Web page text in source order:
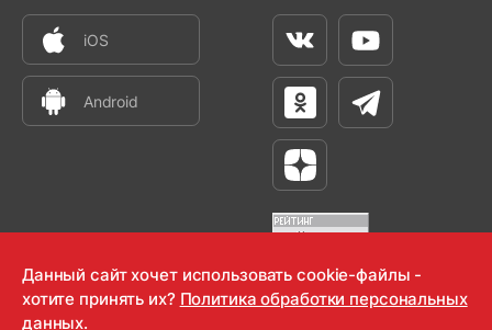
iOS
Android
ВконтактеYoutube
Одноклассники
Телеграм
Яндекс Дзен
OOO "Радио-Любовь" 2000-2026
Данный сайт хочет использовать cookie-файлы -
хотите принять их? Политика обработки персональных
данных.